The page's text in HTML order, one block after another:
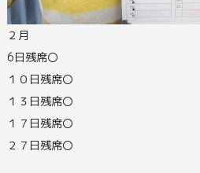
２月
6日残席〇
１０日残席〇
１３日残席〇
１７日残席〇
２７日残席〇